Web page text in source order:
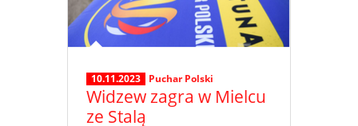
10.11.2023 Puchar Polski
Widzew zagra w Mielcu
ze Stalą